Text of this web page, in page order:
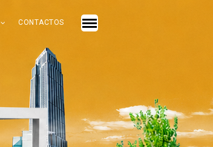
CONTACTOS